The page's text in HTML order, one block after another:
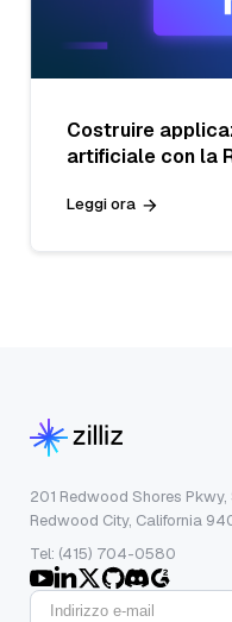
Costruire
artificiale con la
Leggi ora
201 Redwood Shores
Redwood City, California
Tel: (415) 704-0580